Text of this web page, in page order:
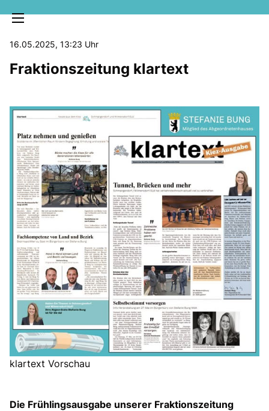
MELDUNGEN
SOZIALE MEDIEN
KLARTEXT
16.05.2025, 13:23 Uhr
Fraktionszeitung klartext
Die Frühlingsausgabe unserer Fraktionszeitung
klartext Vorschau